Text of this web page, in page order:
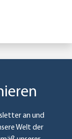
an und
Welt der